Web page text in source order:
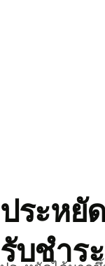
ประหยั
รับชำร